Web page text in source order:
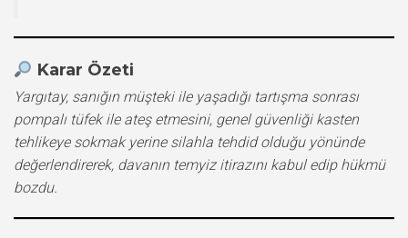
Karar Özeti
Yargıtay, sanığın müşteki ile yaşadığı tartışma sonrası
pompalı tüfek ile ateş etmesini, genel güvenliği kasten
tehlikeye sokmak yerine silahla tehdid olduğu yönünde
değerlendirerek, davanın temyiz itirazını kabul edip hükmü
bozdu.